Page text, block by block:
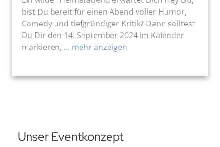
bist Du bereit für einen Abend voller Humor,
Comedy und tiefgründiger Kritik? Dann solltest
Du Dir den 14. September 2024 im Kalender
markieren, ... mehr anzeigen
Unser Eventkonzept